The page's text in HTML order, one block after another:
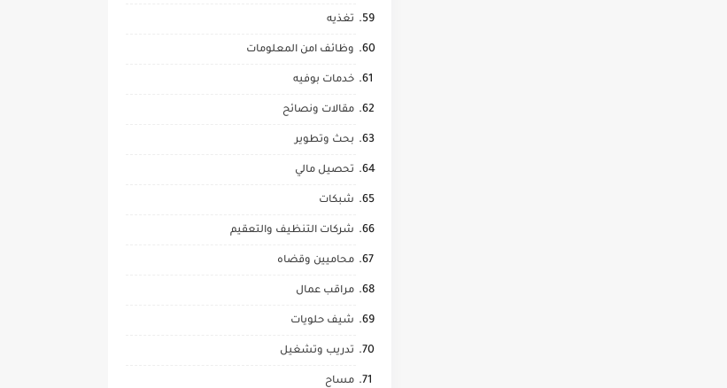
تغذيه
وظائف امن المعلومات
خدمات بوفيه
مقالات ونصائح
بحث وتطوير
تحصيل مالي
شبكات
شركات التنظيف والتعقيم
محاميين وقضاه
مراقب عمال
شيف حلويات
تدريب وتشغيل
مساح